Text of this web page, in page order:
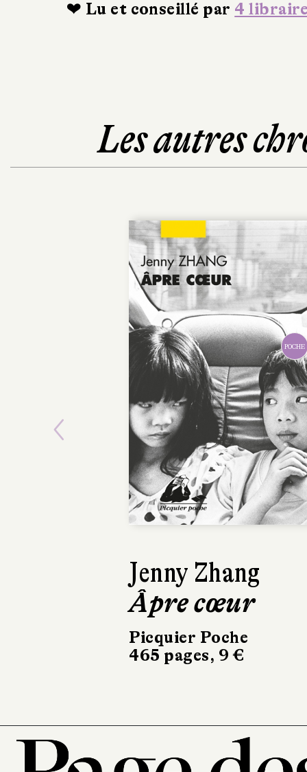
❤ Lu et conseillé par 4
Les autres
POCHE
Jenny Zhang
Âpre cœur
Picquier Poche
465 pages, 9 €
Stéphane
Disaster
Alma
22 €
Previous